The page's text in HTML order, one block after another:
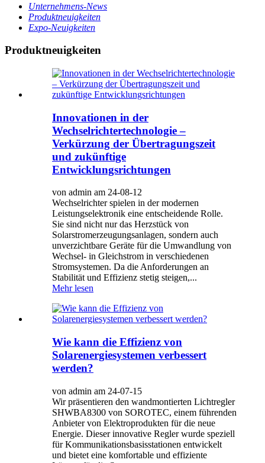
Unternehmens-News
Produktneuigkeiten
Expo-Neuigkeiten
Produktneuigkeiten
Innovationen in der
Wechselrichtertechnologie –
Verkürzung der Übertragungszeit
und zukünftige
Entwicklungsrichtungen
von admin am 24-08-12
Wechselrichter spielen in der modernen
Leistungselektronik eine entscheidende Rolle.
Sie sind nicht nur das Herzstück von
Solarstromerzeugungsanlagen, sondern auch
unverzichtbare Geräte für die Umwandlung von
Wechsel- in Gleichstrom in verschiedenen
Stromsystemen. Da die Anforderungen an
Stabilität und Effizienz stetig steigen,...
Mehr lesen
Wie kann die Effizienz von
Solarenergiesystemen verbessert
werden?
von admin am 24-07-15
Wir präsentieren den wandmontierten Lichtregler
SHWBA8300 von SOROTEC, einem führenden
Anbieter von Elektroprodukten für die neue
Energie. Dieser innovative Regler wurde speziell
für Kommunikationsbasisstationen entwickelt
und bietet eine komfortable und effiziente